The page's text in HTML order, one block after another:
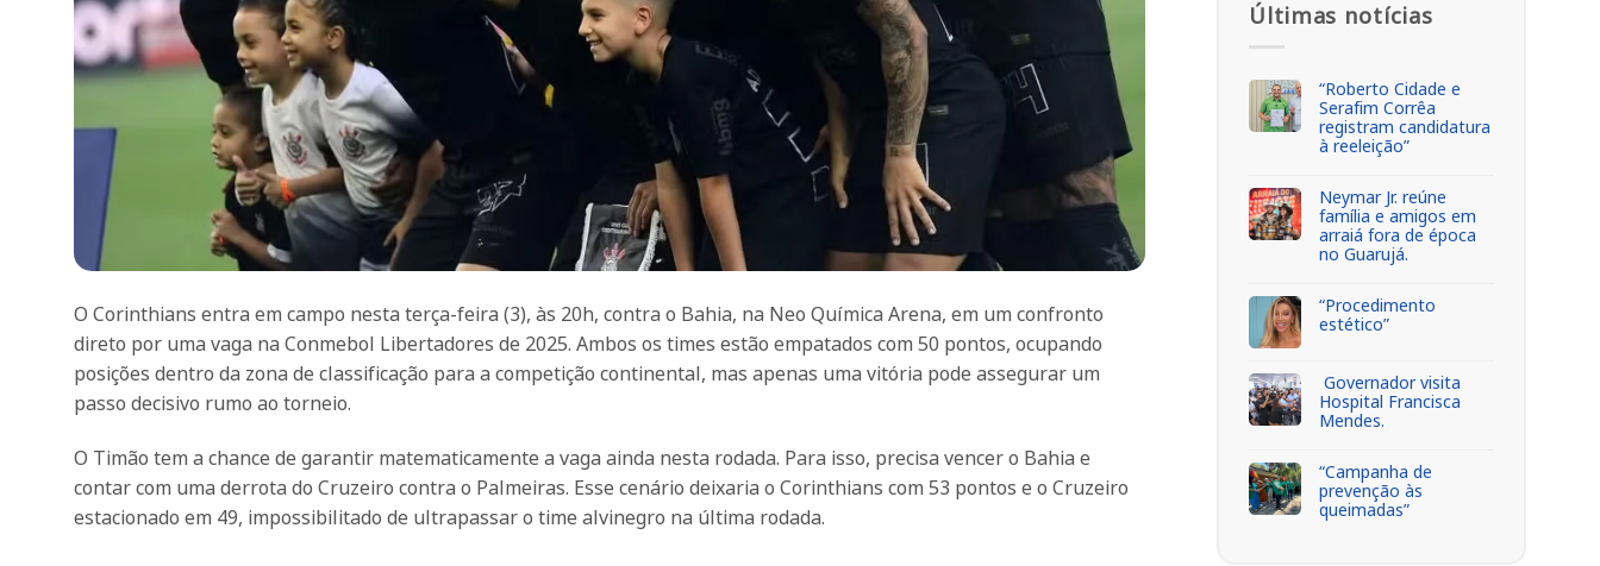
O Corinthians entra em campo nesta terça-feira (3), às 20h, contra o Bahia, na Neo Química Arena, em um confronto
direto por uma vaga na Conmebol Libertadores de 2025. Ambos os times estão empatados com 50 pontos, ocupando
posições dentro da zona de classificação para a competição continental, mas apenas uma vitória pode assegurar um
passo decisivo rumo ao torneio.
O Timão tem a chance de garantir matematicamente a vaga ainda nesta rodada. Para isso, precisa vencer o Bahia e
contar com uma derrota do Cruzeiro contra o Palmeiras. Esse cenário deixaria o Corinthians com 53 pontos e o Cruzeiro
estacionado em 49, impossibilitado de ultrapassar o time alvinegro na última rodada.
Últimas notícias
“Roberto Cidade e
Serafim Corrêa
registram candidatura
à reeleição”
Neymar Jr. reúne
família e amigos em
arraiá fora de época
no Guarujá.
“Procedimento
estético”
Governador visita
Hospital Francisca
Mendes.
“Campanha de
prevenção às
queimadas”